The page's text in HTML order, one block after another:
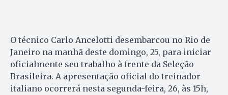
O técnico Carlo Ancelotti desembarcou no Rio de
Janeiro na manhã deste domingo, 25, para iniciar
oficialmente seu trabalho à frente da Seleção
Brasileira. A apresentação oficial do treinador
italiano ocorrerá nesta segunda-feira, 26, às 15h,